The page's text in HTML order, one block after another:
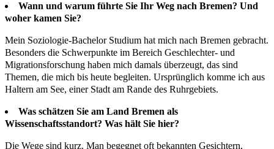
Wann und warum führte Sie Ihr Weg nach Bremen? Und
woher kamen Sie?
Mein Soziologie-Bachelor Studium hat mich nach Bremen gebracht.
Besonders die Schwerpunkte im Bereich Geschlechter- und
Migrationsforschung haben mich damals überzeugt, das sind
Themen, die mich bis heute begleiten. Ursprünglich komme ich aus
Haltern am See, einer Stadt am Rande des Ruhrgebiets.
Was schätzen Sie am Land Bremen als
Wissenschaftsstandort? Was hält Sie hier?
Die Wege sind kurz. Man begegnet oft bekannten Gesichtern,